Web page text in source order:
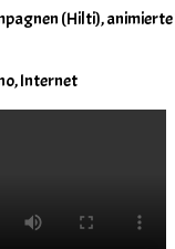
(Hilti),
Internet